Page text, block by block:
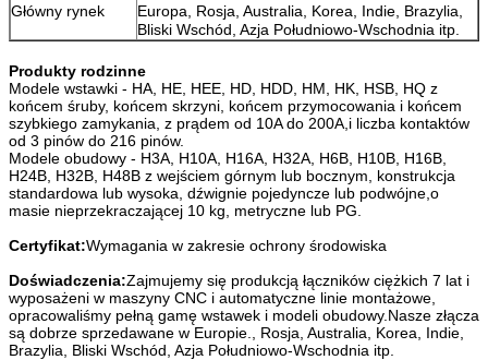
Główny rynek
Europa, Rosja, Australia, Korea, Indie, Brazylia,
Bliski Wschód, Azja Południowo-Wschodnia itp.
Produkty rodzinne
Modele wstawki - HA, HE, HEE, HD, HDD, HM, HK, HSB, HQ z
końcem śruby, końcem skrzyni, końcem przymocowania i końcem
szybkiego zamykania, z prądem od 10A do 200A,i liczba kontaktów
od 3 pinów do 216 pinów.
Modele obudowy - H3A, H10A, H16A, H32A, H6B, H10B, H16B,
H24B, H32B, H48B z wejściem górnym lub bocznym, konstrukcja
standardowa lub wysoka, dźwignie pojedyncze lub podwójne,o
masie nieprzekraczającej 10 kg, metryczne lub PG.
Certyfikat:Wymagania w zakresie ochrony środowiska
Doświadczenia:Zajmujemy się produkcją łączników ciężkich 7 lat i
wyposażeni w maszyny CNC i automatyczne linie montażowe,
opracowaliśmy pełną gamę wstawek i modeli obudowy.Nasze złącza
są dobrze sprzedawane w Europie., Rosja, Australia, Korea, Indie,
Brazylia, Bliski Wschód, Azja Południowo-Wschodnia itp.